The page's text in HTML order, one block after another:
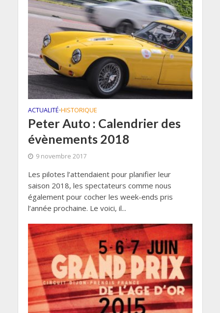
ACTUALITÉ•HISTORIQUE
Peter Auto : Calendrier des
évènements 2018
9 novembre 2017
Les pilotes l’attendaient pour planifier leur
saison 2018, les spectateurs comme nous
également pour cocher les week-ends pris
l’année prochaine. Le voici, il...